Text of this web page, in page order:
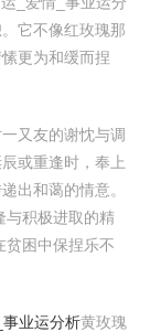
它不像红玫瑰那
更为和缓而捏
又友的谢忱与调
或重逢时，奉上
出和蔼的情意。
与积极进取的精
贫困中保捏乐不
业运分析黄玫瑰